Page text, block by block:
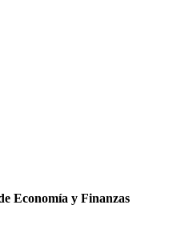
Economía y Finanzas